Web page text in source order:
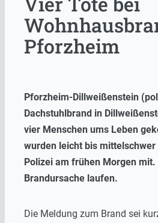
Pforzheim
Pforzheim-Dillweißenstein
Dachstuhlbrand in
vier Menschen ums Leben
wurden leicht bis
Polizei am frühen Morgen
Brandursache laufen.
Die Meldung zum Brand sei